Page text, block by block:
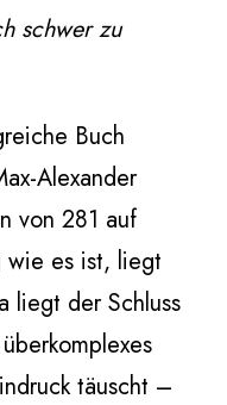
schwer zu
Buch
Alexander
von 281 auf
es ist, liegt
liegt der Schluss
täuscht –